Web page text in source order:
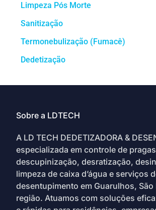
Limpeza Pós Morte
Sanitização
Termonebulização (Fumacê)
Dedetização
Sobre a LDTECH
A LD TECH DEDETIZADORA &
especializada em controle de
descupinização, desratização,
limpeza de caixa d’água e serviços
desentupimento em Guarulhos, São
região. Atuamos com soluções